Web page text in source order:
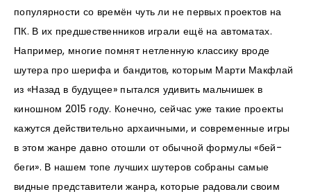
популярности со времён чуть ли не первых проектов на
ПК. В их предшественников играли ещё на автоматах.
Например, многие помнят нетленную классику вроде
шутера про шерифа и бандитов, которым Марти Макфлай
из «Назад в будущее» пытался удивить мальчишек в
киношном 2015 году. Конечно, сейчас уже такие проекты
кажутся действительно архаичными, и современные игры
в этом жанре давно отошли от обычной формулы «бей-
беги». В нашем топе лучших шутеров собраны самые
видные представители жанра, которые радовали своим